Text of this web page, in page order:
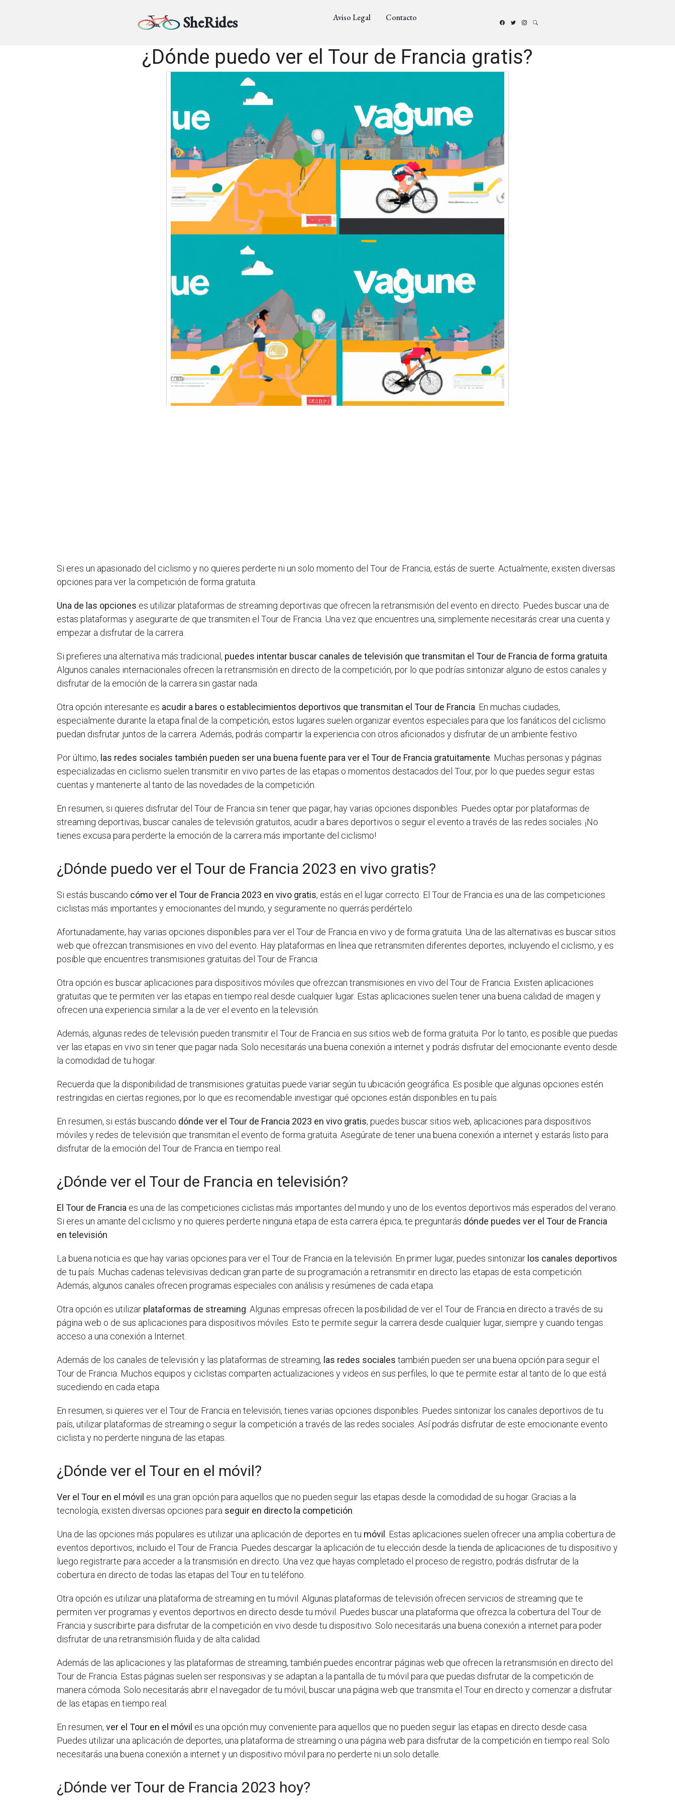
SheRides Aviso Legal Contacto
¿Dónde puedo ver el Tour de Francia gratis?
Si eres un apasionado del ciclismo y no quieres perderte ni un solo momento del Tour de Francia, estás de suerte. Actualmente, existen diversas
opciones para ver la competición de forma gratuita.
Una de las opciones es utilizar plataformas de streaming deportivas que ofrecen la retransmisión del evento en directo. Puedes buscar una de
estas plataformas y asegurarte de que transmiten el Tour de Francia. Una vez que encuentres una, simplemente necesitarás crear una cuenta y
empezar a disfrutar de la carrera.
Si prefieres una alternativa más tradicional, puedes intentar buscar canales de televisión que transmitan el Tour de Francia de forma gratuita
Algunos canales internacionales ofrecen la retransmisión en directo de la competición, por lo que podrías sintonizar alguno de estos canales y
disfrutar de la emoción de la carrera sin gastar nada.
Otra opción interesante es acudir a bares o establecimientos deportivos que transmitan el Tour de Francia . En muchas ciudades,
especialmente durante la etapa final de la competición, estos lugares suelen organizar eventos especiales para que los fanáticos del ciclismo
puedan disfrutar juntos de la carrera. Además, podrás compartir la experiencia con otros aficionados y disfrutar de un ambiente festivo.
Por último, las redes sociales también pueden ser una buena fuente para ver el Tour de Francia gratuitamente . Muchas personas y páginas
especializadas en ciclismo suelen transmitir en vivo partes de las etapas o momentos destacados del Tour, por lo que puedes seguir estas
cuentas y mantenerte al tanto de las novedades de la competición.
En resumen, si quieres disfrutar del Tour de Francia sin tener que pagar, hay varias opciones disponibles. Puedes optar por plataformas de
streaming deportivas, buscar canales de televisión gratuitos, acudir a bares deportivos o seguir el evento a través de las redes sociales. ¡No
tienes excusa para perderte la emoción de la carrera más importante del ciclismo!
¿Dónde puedo ver el Tour de Francia 2023 en vivo gratis?
Si estás buscando cómo ver el Tour de Francia 2023 en vivo gratis, estás en el lugar correcto. El Tour de Francia es una de las competiciones
ciclistas más importantes y emocionantes del mundo, y seguramente no querrás perdértelo.
Afortunadamente, hay varias opciones disponibles para ver el Tour de Francia en vivo y de forma gratuita. Una de las alternativas es buscar sitios
web que ofrezcan transmisiones en vivo del evento. Hay plataformas en línea que retransmiten diferentes deportes, incluyendo el ciclismo, y es
posible que encuentres transmisiones gratuitas del Tour de Francia.
Otra opción es buscar aplicaciones para dispositivos móviles que ofrezcan transmisiones en vivo del Tour de Francia. Existen aplicaciones
gratuitas que te permiten ver las etapas en tiempo real desde cualquier lugar. Estas aplicaciones suelen tener una buena calidad de imagen y
ofrecen una experiencia similar a la de ver el evento en la televisión.
Además, algunas redes de televisión pueden transmitir el Tour de Francia en sus sitios web de forma gratuita. Por lo tanto, es posible que puedas
ver las etapas en vivo sin tener que pagar nada. Solo necesitarás una buena conexión a internet y podrás disfrutar del emocionante evento desde
la comodidad de tu hogar.
Recuerda que la disponibilidad de transmisiones gratuitas puede variar según tu ubicación geográfica. Es posible que algunas opciones estén
restringidas en ciertas regiones, por lo que es recomendable investigar qué opciones están disponibles en tu país.
En resumen, si estás buscando dónde ver el Tour de Francia 2023 en vivo gratis, puedes buscar sitios web, aplicaciones para dispositivos
móviles y redes de televisión que transmitan el evento de forma gratuita. Asegúrate de tener una buena conexión a internet y estarás listo para
disfrutar de la emoción del Tour de Francia en tiempo real.
¿Dónde ver el Tour de Francia en televisión?
El Tour de Francia es una de las competiciones ciclistas más importantes del mundo y uno de los eventos deportivos más esperados del verano.
Si eres un amante del ciclismo y no quieres perderte ninguna etapa de esta carrera épica, te preguntarás dónde puedes ver el Tour de Francia
en televisión
La buena noticia es que hay varias opciones para ver el Tour de Francia en la televisión. En primer lugar, puedes sintonizar los canales deportivos
de tu país. Muchas cadenas televisivas dedican gran parte de su programación a retransmitir en directo las etapas de esta competición.
Además, algunos canales ofrecen programas especiales con análisis y resúmenes de cada etapa.
Otra opción es utilizar plataformas de streaming . Algunas empresas ofrecen la posibilidad de ver el Tour de Francia en directo a través de su
página web o de sus aplicaciones para dispositivos móviles. Esto te permite seguir la carrera desde cualquier lugar, siempre y cuando tengas
acceso a una conexión a Internet.
Además de los canales de televisión y las plataformas de streaming, las redes sociales también pueden ser una buena opción para seguir el
Tour de Francia. Muchos equipos y ciclistas comparten actualizaciones y videos en sus perfiles, lo que te permite estar al tanto de lo que está
sucediendo en cada etapa.
En resumen, si quieres ver el Tour de Francia en televisión, tienes varias opciones disponibles. Puedes sintonizar los canales deportivos de tu
país, utilizar plataformas de streaming o seguir la competición a través de las redes sociales. Así podrás disfrutar de este emocionante evento
ciclista y no perderte ninguna de las etapas.
¿Dónde ver el Tour en el móvil?
Ver el Tour en el móvil es una gran opción para aquellos que no pueden seguir las etapas desde la comodidad de su hogar. Gracias a la
tecnología, existen diversas opciones para seguir en directo la competición
Una de las opciones más populares es utilizar una aplicación de deportes en tu móvil . Estas aplicaciones suelen ofrecer una amplia cobertura de
eventos deportivos, incluido el Tour de Francia. Puedes descargar la aplicación de tu elección desde la tienda de aplicaciones de tu dispositivo y
luego registrarte para acceder a la transmisión en directo. Una vez que hayas completado el proceso de registro, podrás disfrutar de la
cobertura en directo de todas las etapas del Tour en tu teléfono.
Otra opción es utilizar una plataforma de streaming en tu móvil. Algunas plataformas de televisión ofrecen servicios de streaming que te
permiten ver programas y eventos deportivos en directo desde tu móvil. Puedes buscar una plataforma que ofrezca la cobertura del Tour de
Francia y suscribirte para disfrutar de la competición en vivo desde tu dispositivo. Solo necesitarás una buena conexión a internet para poder
disfrutar de una retransmisión fluida y de alta calidad.
Además de las aplicaciones y las plataformas de streaming, también puedes encontrar páginas web que ofrecen la retransmisión en directo del
Tour de Francia. Estas páginas suelen ser responsivas y se adaptan a la pantalla de tu móvil para que puedas disfrutar de la competición de
manera cómoda. Solo necesitarás abrir el navegador de tu móvil, buscar una página web que transmita el Tour en directo y comenzar a disfrutar
de las etapas en tiempo real.
En resumen,ver el Tour en el móvil es una opción muy conveniente para aquellos que no pueden seguir las etapas en directo desde casa.
Puedes utilizar una aplicación de deportes, una plataforma de streaming o una página web para disfrutar de la competición en tiempo real. Solo
necesitarás una buena conexión a internet y un dispositivo móvil para no perderte ni un solo detalle.
¿Dónde ver Tour de Francia 2023 hoy?